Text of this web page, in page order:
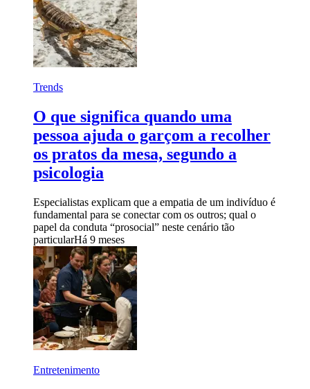
Trends
O que significa quando uma
pessoa ajuda o garçom a recolher
os pratos da mesa, segundo a
psicologia
Especialistas explicam que a empatia de um indivíduo é
fundamental para se conectar com os outros; qual o
papel da conduta “prosocial” neste cenário tão
particularHá 9 meses
Entretenimento